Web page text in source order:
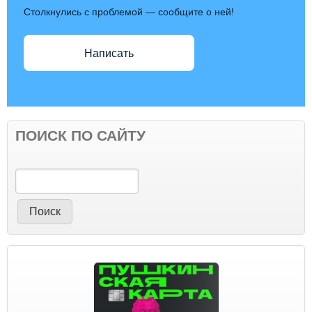
Столкнулись с проблемой — сообщите о ней!
Написать
ПОИСК ПО САЙТУ
Поиск